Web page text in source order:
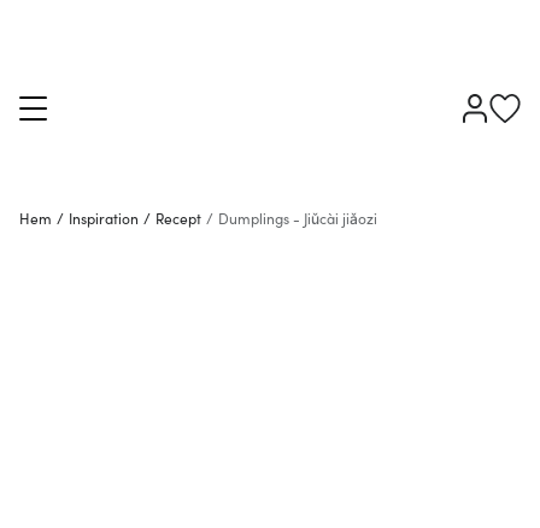
Hem / Inspiration / Recept / Dumplings - Jiǔcài jiǎozi